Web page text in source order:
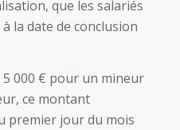
que les salariés
à la date de conclusion
5 000 € pour un mineur
ce montant
premier jour du mois